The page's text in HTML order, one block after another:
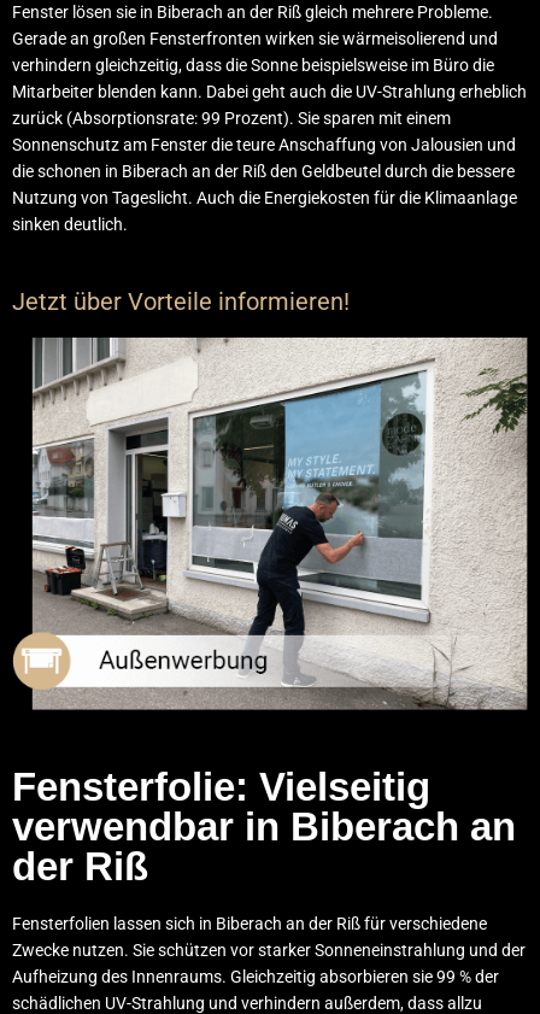
Fenster lösen sie in Biberach an der Riß gleich mehrere Probleme.
Gerade an großen Fensterfronten wirken sie wärmeisolierend und
verhindern gleichzeitig, dass die Sonne beispielsweise im Büro die
Mitarbeiter blenden kann. Dabei geht auch die UV-Strahlung erheblich
zurück (Absorptionsrate: 99 Prozent). Sie sparen mit einem
Sonnenschutz am Fenster die teure Anschaffung von Jalousien und
die schonen in Biberach an der Riß den Geldbeutel durch die bessere
Nutzung von Tageslicht. Auch die Energiekosten für die Klimaanlage
sinken deutlich.
Jetzt über Vorteile informieren!
Fensterfolie: Vielseitig
verwendbar in Biberach an
der Riß
Fensterfolien lassen sich in Biberach an der Riß für verschiedene
Zwecke nutzen. Sie schützen vor starker Sonneneinstrahlung und der
Aufheizung des Innenraums. Gleichzeitig absorbieren sie 99 % der
schädlichen UV-Strahlung und verhindern außerdem, dass allzu